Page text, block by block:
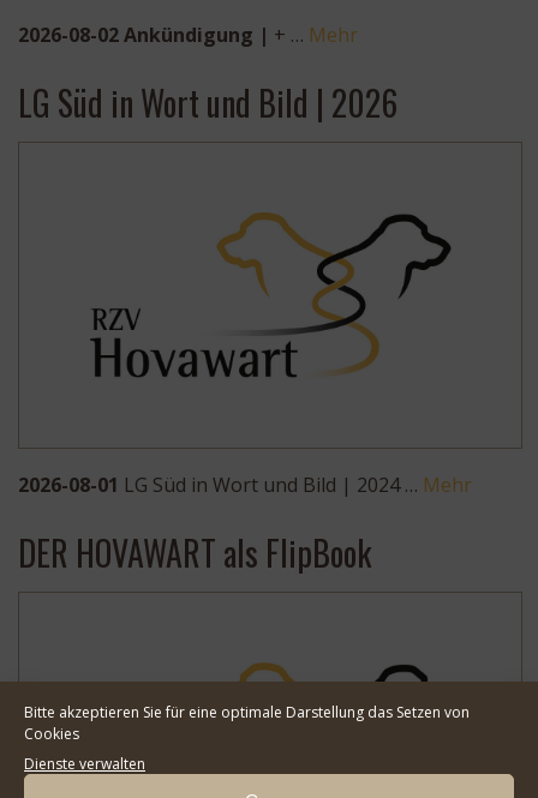
Bitte akzeptieren Sie für eine optimale Darstellung das Setzen von
Cookies
Dienste verwalten
2026-08-02 Ankündigung | + … Mehr
LG Süd in Wort und Bild | 2026
2026-08-01 LG Süd in Wort und Bild | 2024 … Mehr
DER HOVAWART als FlipBook